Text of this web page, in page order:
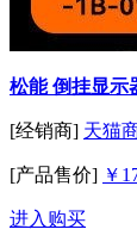
松能 倒挂显示
[经销商] 天猫
[产品售价] ￥
进入购买